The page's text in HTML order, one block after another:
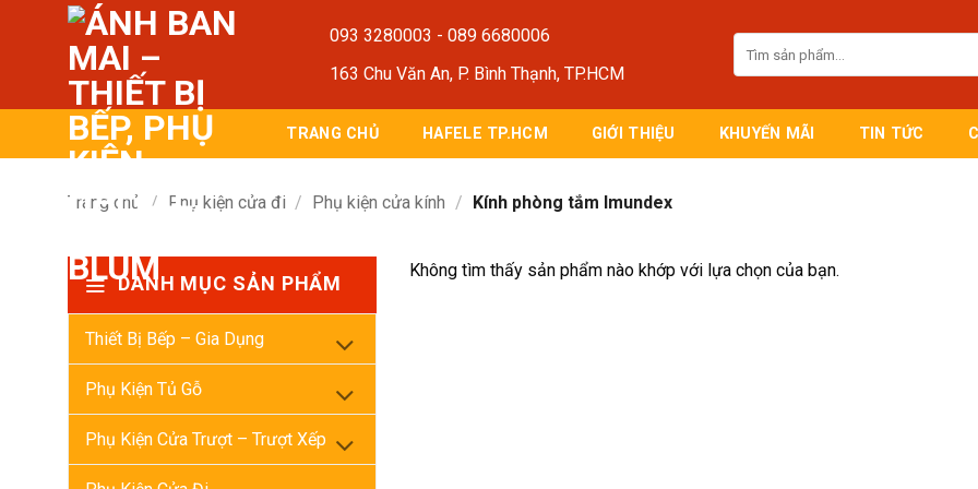
093 3280003 - 089 6680006
163 Chu Văn An, P. Bình Thạnh, TP.HCM
kiếm:
TRANG CHỦ HAFELE TP.HCM GIỚI THIỆU KHUYẾN MÃI TIN TỨC
Trang chủ / Phụ kiện cửa đi / Phụ kiện cửa kính / Kính phòng tắm Imundex
DANH MỤC SẢN PHẨM
Thiết Bị Bếp – Gia Dụng
Phụ Kiện Tủ Gỗ
Phụ Kiện Cửa Trượt – Trượt Xếp
Không tìm thấy sản phẩm nào khớp với lựa chọn của bạn.